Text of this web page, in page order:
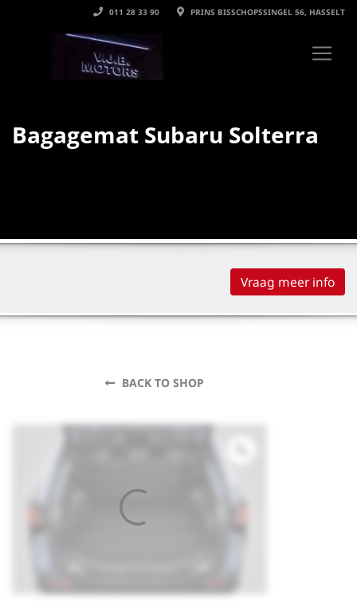
011 28 33 90 PRINS BISSCHOPSSINGEL 56, HASSELT
Bagagemat Subaru Solterra
Vraag meer info
BACK TO SHOP